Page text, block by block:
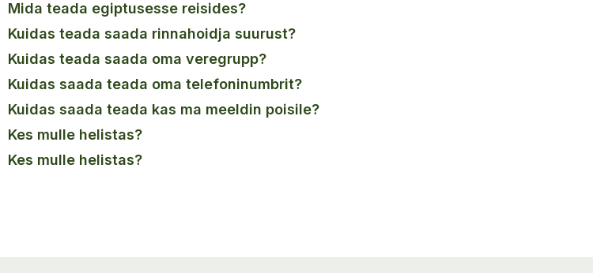
mida teada egiptusesse reisides?
kuidas teada saada rinnahoidja suurust?
kuidas teada saada oma veregrupp?
kuidas saada teada oma telefoninumbrit?
kuidas saada teada kas ma meeldin poisile?
kes mulle helistas?
Kes mulle helistas?